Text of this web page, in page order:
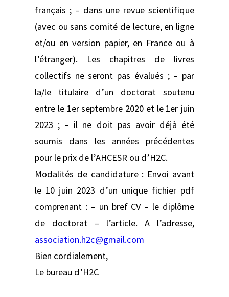
français ; – dans une revue scientifique
(avec ou sans comité de lecture, en ligne
et/ou en version papier, en France ou à
l’étranger). Les chapitres de livres
collectifs ne seront pas évalués ; – par
la/le titulaire d’un doctorat soutenu
entre le 1er septembre 2020 et le 1er juin
2023 ; – il ne doit pas avoir déjà été
soumis dans les années précédentes
pour le prix de l’AHCESR ou d’H2C.
Modalités de candidature : Envoi avant
le 10 juin 2023 d’un unique fichier pdf
comprenant : – un bref CV – le diplôme
de doctorat – l’article. A l’adresse,
association.h2c@gmail.com
Bien cordialement,
Le bureau d’H2C